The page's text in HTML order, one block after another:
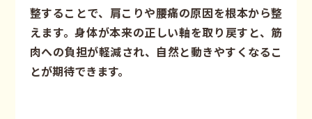
整することで、肩こりや腰痛の原因を根本から整
えます。身体が本来の正しい軸を取り戻すと、筋
肉への負担が軽減され、自然と動きやすくなるこ
とが期待できます。